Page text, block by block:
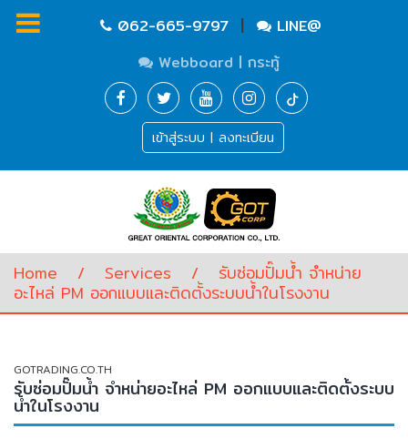
บำบัด
น้ำ
เสีย,
วาล์ว)
062-665-9797 |
LINE@
Webboard | กระทู้
เข้าสู่ระบบ | ลงทะเบียน
Home / Services /
รับซ่อมปั๊มน้ำ จำหน่าย
อะไหล่ PM ออกแบบและติดตั้งระบบน้ำในโรงงาน
GOTRADING.CO.TH
รับซ่อมปั๊มน้ำ จำหน่ายอะไหล่ PM ออกแบบและติดตั้งระบบ
น้ำในโรงงาน